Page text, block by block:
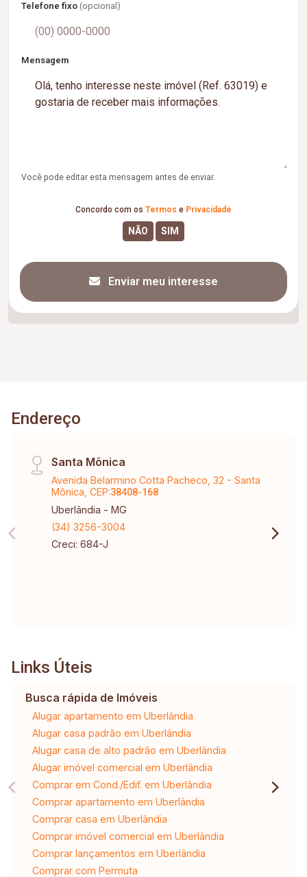
Telefone fixo (opcional)
Mensagem
Você pode editar esta mensagem antes de enviar.
Concordo com os Termos e Privacidade
Enviar meu interesse
Endereço
Santa Mônica
Avenida Belarmino Cotta Pacheco, 32 - Santa
Mônica, CEP:38408-168
Uberlândia - MG
(34) 3256-3004
Creci: 684-J
Links Úteis
Busca rápida de Imóveis
Alugar apartamento em Uberlândia
Alugar casa padrão em Uberlândia
Alugar casa de alto padrão em Uberlândia
Alugar imóvel comercial em Uberlândia
Comprar em Cond./Edif. em Uberlândia
Comprar apartamento em Uberlândia
Comprar casa em Uberlândia
Comprar imóvel comercial em Uberlândia
Comprar lançamentos em Uberlândia
Comprar com Permuta